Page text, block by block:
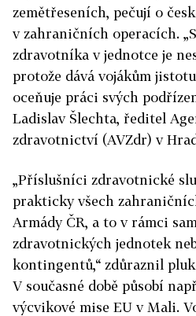
zemětřeseních, pečují o
v zahraničních operacích.
zdravotníka v jednotce je
protože dává vojákům
oceňuje práci svých
Ladislav Šlechta, ředitel
zdravotnictví (AVZdr) v
„Příslušníci zdravotnické
prakticky všech
Armády ČR, a to v rámci
zdravotnických jednotek
kontingentů,“ zdůraznil
V současné době působí
výcvikové mise EU v Mali.